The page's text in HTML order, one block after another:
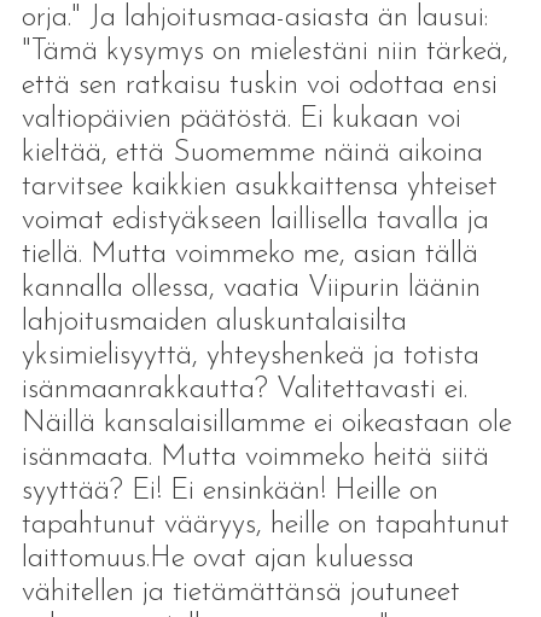
orja." Ja lahjoitusmaa-asiasta än lausui:
"Tämä kysymys on mielestäni niin tärkeä,
että sen ratkaisu tuskin voi odottaa ensi
valtiopäivien päätöstä. Ei kukaan voi
kieltää, että Suomemme näinä aikoina
tarvitsee kaikkien asukkaittensa yhteiset
voimat edistyäkseen laillisella tavalla ja
tiellä. Mutta voimmeko me, asian tällä
kannalla ollessa, vaatia Viipurin läänin
lahjoitusmaiden aluskuntalaisilta
yksimielisyyttä, yhteyshenkeä ja totista
isänmaanrakkautta? Valitettavasti ei.
Näillä kansalaisillamme ei oikeastaan ole
isänmaata. Mutta voimmeko heitä siitä
syyttää? Ei! Ei ensinkään! Heille on
tapahtunut vääryys, heille on tapahtunut
laittomuus.He ovat ajan kuluessa
vähitellen ja tietämättänsä joutuneet